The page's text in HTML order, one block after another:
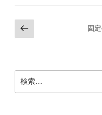
投
稿
ゲ
ー
の
ジ
固
検
索: